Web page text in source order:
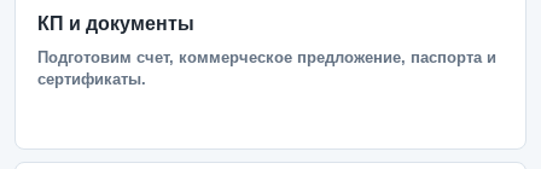
КП и документы
Подготовим счет, коммерческое предложение, паспорта и
сертификаты.